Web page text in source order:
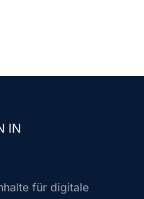
IN
für digitale